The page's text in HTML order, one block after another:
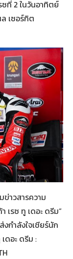
ซที่ 2 ในวันอาทิตย์
เซอร์กิต
าวสารความ
เรซ ทู เดอะ ดรีม”
งกำลังใจเชียร์นัก
ดอะ ดรีม :